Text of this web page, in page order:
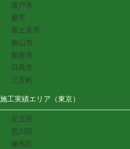
坂戸市
蕨市
富士見市
狭山市
新座市
日高市
三芳町
施工実績エリア（東京）
足立区
荒川区
練馬区